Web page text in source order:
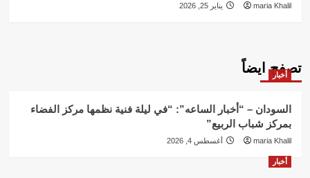
maria Khalil يناير 25, 2026
تصفح ايضاً
أخبار
السودان – “أخبار الساعه”: “في ليلة فنية نظمها مركز الفضاء
بمركز شباب الربيع”
maria Khalil أغسطس 4, 2026
أخبار